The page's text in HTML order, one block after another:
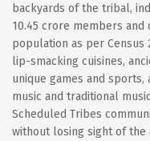
backyards of the tribal,
10.45 crore members and
population as per Census
lip-smacking cuisines,
unique games and
music and traditional
Scheduled Tribes
without losing sight of the